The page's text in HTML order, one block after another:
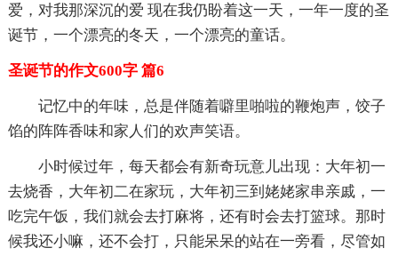
爱，对我那深沉的爱 现在我仍盼着这一天，一年一度的圣
诞节，一个漂亮的冬天，一个漂亮的童话。
圣诞节的作文600字 篇6
记忆中的年味，总是伴随着噼里啪啦的鞭炮声，饺子
馅的阵阵香味和家人们的欢声笑语。
小时候过年，每天都会有新奇玩意儿出现：大年初一
去烧香，大年初二在家玩，大年初三到姥姥家串亲戚，一
吃完午饭，我们就会去打麻将，还有时会去打篮球。那时
候我还小嘛，还不会打，只能呆呆的站在一旁看，尽管如